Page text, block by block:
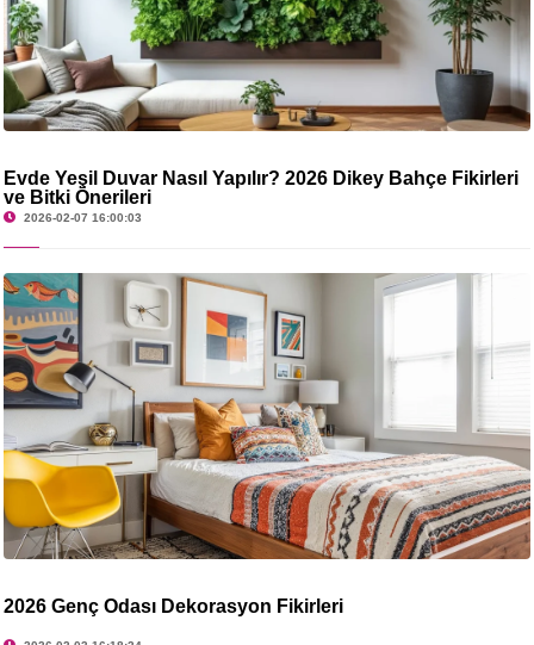
Evde Yeşil Duvar Nasıl Yapılır? 2026 Dikey Bahçe Fikirleri
ve Bitki Önerileri
2026-02-07 16:00:03
2026 Genç Odası Dekorasyon Fikirleri